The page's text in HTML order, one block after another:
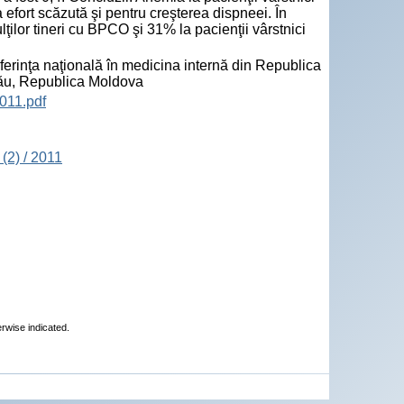
scăzută şi pentru creşterea dispneei. În
tineri cu BPCO şi 31% la pacienţii vârstnici
naţională în medicina internă din Republica
Republica Moldova
/ 2011
indicated.